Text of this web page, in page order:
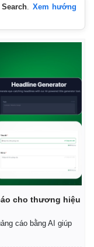
. Xem hướng
cho thương hiệu
cáo bằng AI giúp